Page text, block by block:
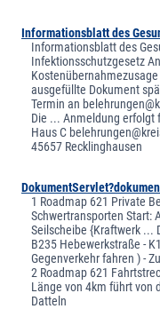
Informationsblatt des
Informationsblatt des
Infektionsschutzgesetz
ausgefüllte Dokument
Termin an
Die ... Anmeldung erfolgt
Haus C
45657 Recklinghausen
1 Roadmap 621 Private
Schwertransporten Start:
Seilscheibe {Kraftwerk ...
B235 Hebewerkstraße -
Gegenverkehr fahren ) -
2 Roadmap 621
Länge von 4km führt von
Datteln